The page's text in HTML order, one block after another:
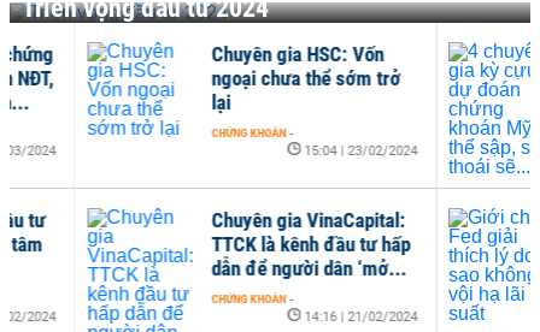
Triển vọng đầu tư 2024
Chuyên gia HSC: Vốn
ngoại chưa thể sớm trở
lại
CHỨNG KHOÁN -
15:04 | 23/02/2024
Chuyên gia VinaCapital:
TTCK là kênh đầu tư hấp
dẫn để người dân ‘mở...
CHỨNG KHOÁN -
14:16 | 21/02/2024
4
thể
QUỐC
do
QUỐC